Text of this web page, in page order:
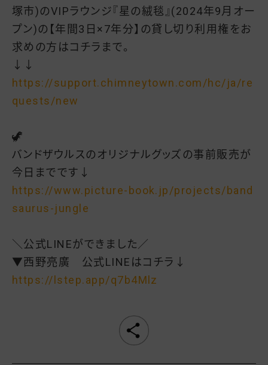
塚市)のVIPラウンジ『星の絨毯』(2024年9月オー
プン)の【年間3日×7年分】の貸し切り利用権をお
求めの方はコチラまで。
↓↓
https://support.chimneytown.com/hc/ja/re
quests/new
🦖
バンドザウルスのオリジナルグッズの事前販売が
今日までです↓
https://www.picture-book.jp/projects/band
saurus-jungle
＼公式LINEができました／
▼西野亮廣 公式LINEはコチラ↓
https://lstep.app/q7b4Mlz